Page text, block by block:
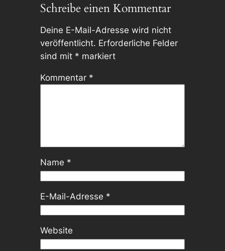
Schreibe einen Kommentar
Deine E-Mail-Adresse wird nicht
veröffentlicht. Erforderliche Felder
sind mit * markiert
Kommentar *
Name *
E-Mail-Adresse *
Website